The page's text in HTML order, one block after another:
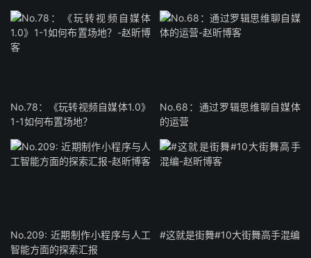
No.78：《玩转视频自媒体1.0》
1-1如何布置场地？
No.68：通过罗辑思维聊自媒体
的运营
No.209: 近期制作小程序与人工
智能方面的探索汇报
#这就是街舞#10大街舞高手混编